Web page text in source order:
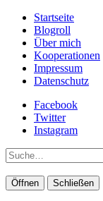
Startseite
Blogroll
Über mich
Kooperationen
Impressum
Datenschutz
Facebook
Twitter
Instagram
Suche
Öffnen Schließen